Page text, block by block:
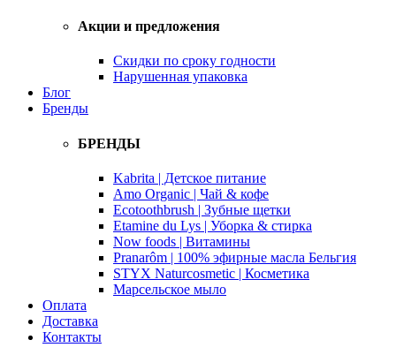
Акции и предложения
Скидки по сроку годности
Нарушенная упаковка
Блог
Бренды
БРЕНДЫ
Kabrita | Детское питание
Amo Organic | Чай & кофе
Ecotoothbrush | Зубные щетки
Etamine du Lys | Уборка & стирка
Now foods | Витамины
Pranarôm | 100% эфирные масла Бельгия
STYX Naturcosmetic | Косметика
Марсельское мыло
Оплата
Доставка
Контакты